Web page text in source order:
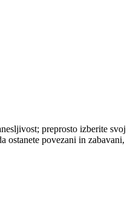
preprosto izberite svoj
ostanete povezani in zabavani,